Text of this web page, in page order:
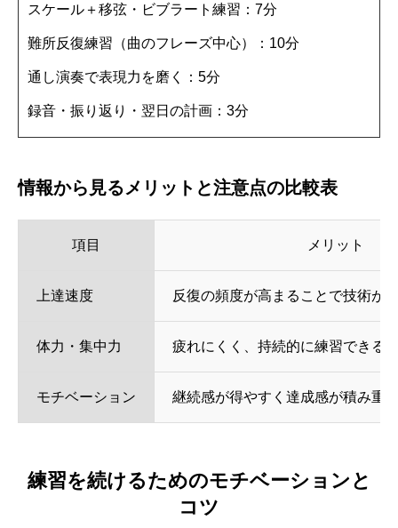
スケール＋移弦・ビブラート練習：7分
難所反復練習（曲のフレーズ中心）：10分
通し演奏で表現力を磨く：5分
録音・振り返り・翌日の計画：3分
情報から見るメリットと注意点の比較表
項目 メリット
上達速度 反復の頻度が高まることで技術が
体力・集中力 疲れにくく、持続的に練習できる
モチベーション 継続感が得やすく達成感が積み重
練習を続けるためのモチベーションと
コツ